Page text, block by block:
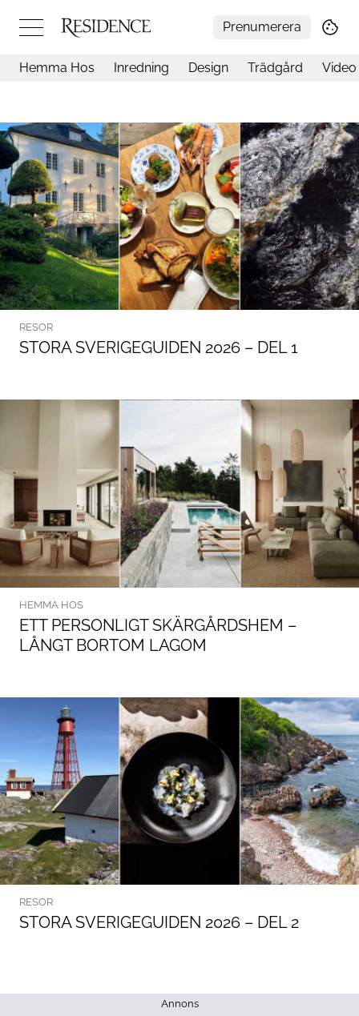
Prenumerera
Konst
Design
Trädgård
Video
Inredning
Livsstil
Resor
Mat & Dryck
Influencers
Mer
Hemma Hos Inredning Design Trädgård Video
RESOR
STORA SVERIGEGUIDEN 2026 – DEL 1
HEMMA HOS
ETT PERSONLIGT SKÄRGÅRDSHEM –
LÅNGT BORTOM LAGOM
RESOR
STORA SVERIGEGUIDEN 2026 – DEL 2
Annons